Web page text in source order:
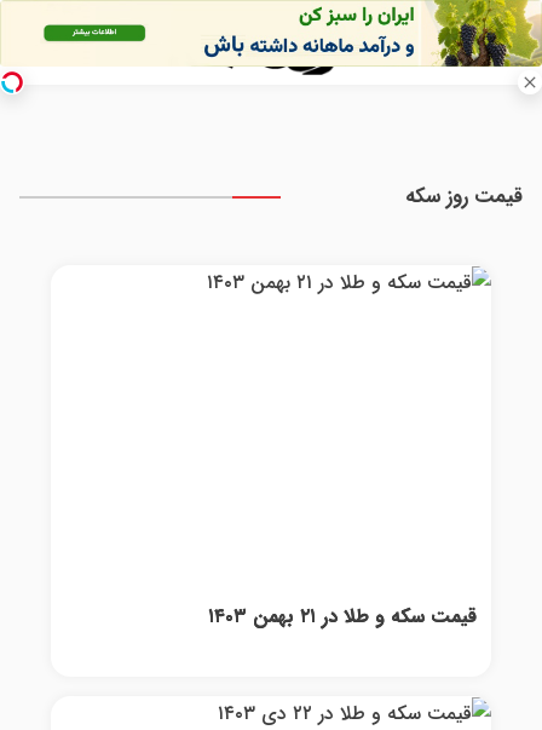
قیمت روز سکه
قیمت سکه و طلا در ۲۱ بهمن ۱۴۰۳